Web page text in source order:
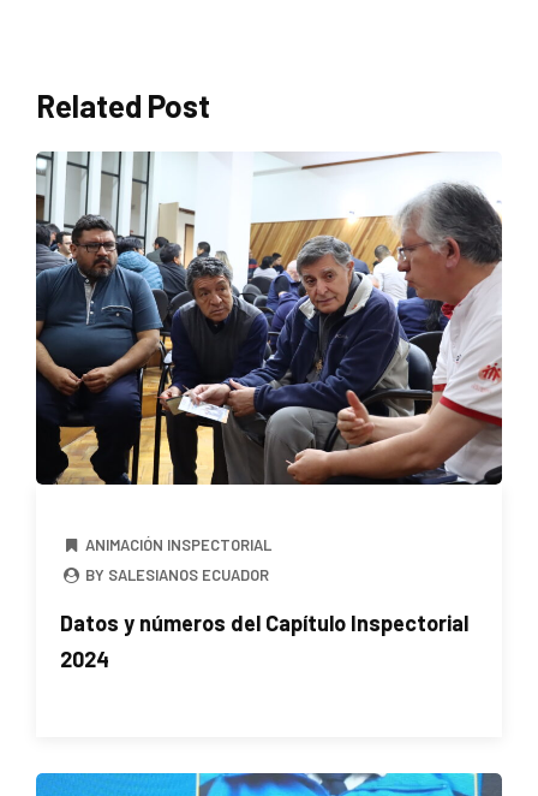
Related Post
ANIMACIÓN INSPECTORIAL
BY SALESIANOS ECUADOR
Datos y números del Capítulo Inspectorial
2024